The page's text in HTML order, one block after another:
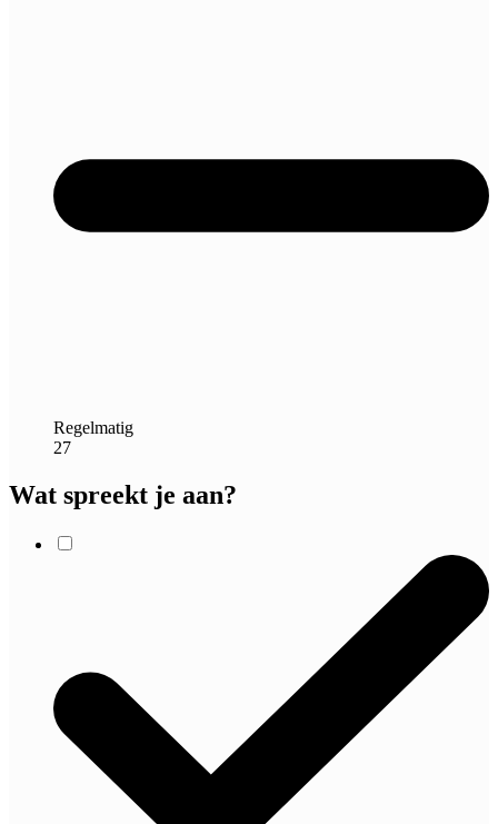
Regelmatig
27
Wat spreekt je aan?